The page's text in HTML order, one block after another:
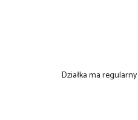
Działka ma